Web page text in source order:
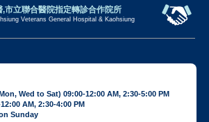
市立聯合醫院指定轉診合作院所
Veterans General Hospital & Kaohsiung
Wed to Sat) 09:00-12:00 AM, 2:30-5:00 PM
AM, 2:30-4:00 PM
Sunday